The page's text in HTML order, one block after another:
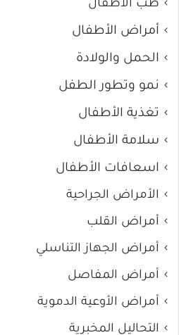
طب الأطفال
أمراض الأطفال
الحمل والولادة
نمو وتطور الطفل
تغذية الأطفال
سلامة الأطفال
اسعافات الأطفال
الأمراض الجراحية
أمراض القلب
أمراض الجهاز التناسلي
أمراض المفاصل
أمراض الأوعية الدموية
التحاليل المخبرية